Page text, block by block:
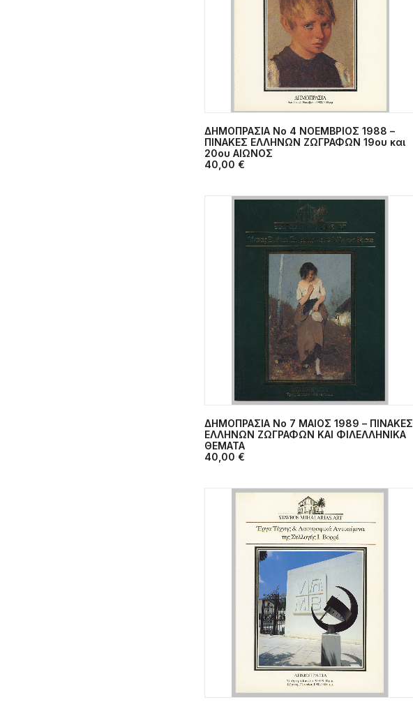
ΠΡΟΣΘΉΚΗ ΣΤΟ ΚΑΛΆΘΙ
ΔΗΜΟΠΡΑΣΙΑ Νο 4 NOEΜΒΡΙΟΣ 1988 –
ΠΙΝΑΚΕΣ ΕΛΛΗΝΩΝ ΖΩΓΡΑΦΩΝ 19ου και
20ου ΑΙΩΝΟΣ
40,00 €
ΠΡΟΣΘΉΚΗ ΣΤΟ ΚΑΛΆΘΙ
ΔΗΜΟΠΡΑΣΙΑ Νο 7 ΜΑΙΟΣ 1989 – ΠΙΝΑΚΕΣ
ΕΛΛΗΝΩΝ ΖΩΓΡΑΦΩΝ ΚΑΙ ΦΙΛΕΛΛΗΝΙΚΑ
ΘΕΜΑΤΑ
40,00 €